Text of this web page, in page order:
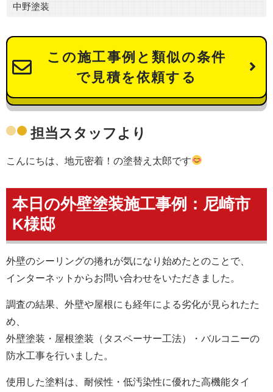
中野塗装
この施工事例と類似の条件
で見積を依頼する
担当スタッフより
こんにちは、地元密着！の塗替え太郎です
本日の外壁塗装施工事例：尼崎市
K様邸
外壁のシーリングの捲れが気になり始めたとのことで、
インターネットからお問い合わせをいただきました。
調査の結果、外壁や屋根にも経年による劣化が見られたた
め、
外壁塗装・屋根塗装（タスペーサー工法）・バルコニーの
防水工事を行いました。
使用した塗料は、耐候性・低汚染性に優れた高機能タイ